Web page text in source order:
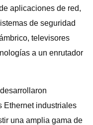
aplicaciones de red,
de seguridad
televisores
a un enrutador
Ethernet industriales
una amplia gama de